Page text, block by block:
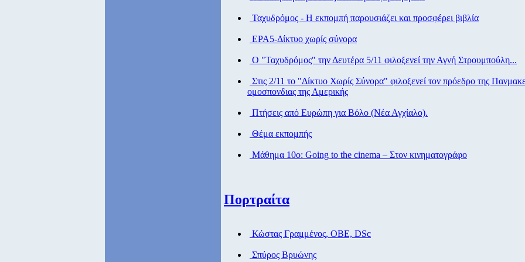
Ταχυδρόμος - Η εκπομπή παρουσιάζει και προσφέρει βιβλία
ΕΡΑ5-Δίκτυο χωρίς σύνορα
Ο "Ταχυδρόμος" την Δευτέρα 5/11 φιλοξενεί την Αγνή Στρουμπούλη...
Στις 2/11 το "Δίκτυο Χωρίς Σύνορα" φιλοξενεί τον πρόεδρο της
ομοσπονδιας της Αμερικής
Πτήσεις από Eυρώπη για Βόλο (Νέα Αγχίαλο).
Θέμα εκπομπής
Μάθημα 10ο: Going to the cinema – Στον κινηματογράφο
Πορτραίτα
Κώστας Γραμμένος, ΟΒΕ, DSc
Σπύρος Βρυώνης